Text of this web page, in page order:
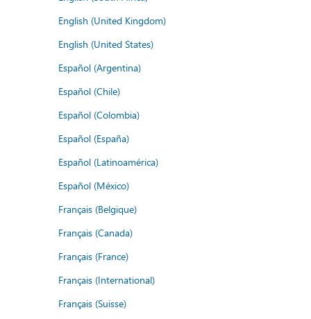
English (United Kingdom)
English (United States)
Español (Argentina)
Español (Chile)
Español (Colombia)
Español (España)
Español (Latinoamérica)
Español (México)
Français (Belgique)
Français (Canada)
Français (France)
Français (International)
Français (Suisse)